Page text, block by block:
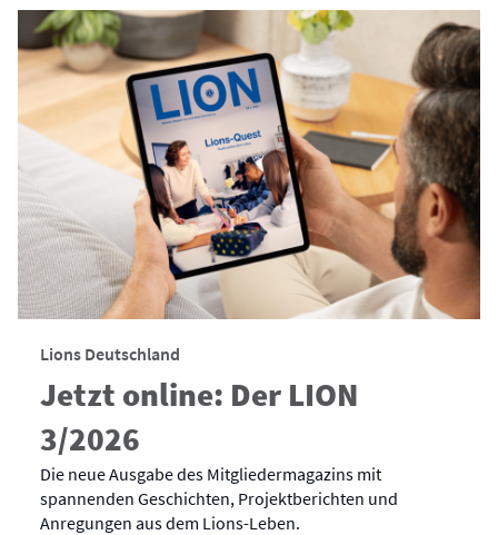
Lions Deutschland
Jetzt online: Der LION
3/2026
Die neue Ausgabe des Mitgliedermagazins mit
spannenden Geschichten, Projektberichten und
Anregungen aus dem Lions-Leben.